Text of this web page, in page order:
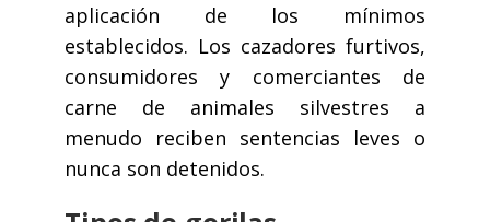
aplicación de los mínimos
establecidos. Los cazadores furtivos,
consumidores y comerciantes de
carne de animales silvestres a
menudo reciben sentencias leves o
nunca son detenidos.